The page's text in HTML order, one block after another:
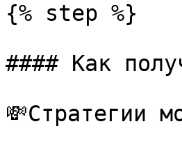
{% step %}
#### Как
💸Стратегии